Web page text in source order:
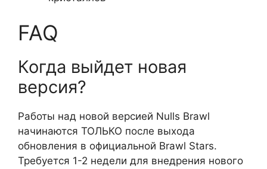
FAQ
Когда выйдет новая
версия?
Работы над новой версией Nulls Brawl
начинаются ТОЛЬКО после выхода
обновления в официальной Brawl Stars.
Требуется 1-2 недели для внедрения нового